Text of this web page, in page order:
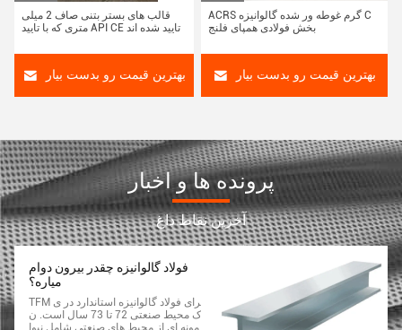
قالب های بستر بتنی صاف 2 میلی
متری که با تایید API CE تایید شده اند
بهترین قیمت رو بدست بیار
ACRS گرم غوطه ور شده گالوانیزه C
بخش فولادی همپای فلنج
بهترین قیمت رو بدست بیار
پرونده ها و اخبار
آخرین نقاط داغ
فولاد گالوانیزه چقدر بیرون دوام
میاره؟
TFM برای فولاد گالوانیزه استاندارد در ی
ک محیط صنعتی 72 تا 73 سال است. ن
مونه ای از محیط های صنعتی شامل نیوا